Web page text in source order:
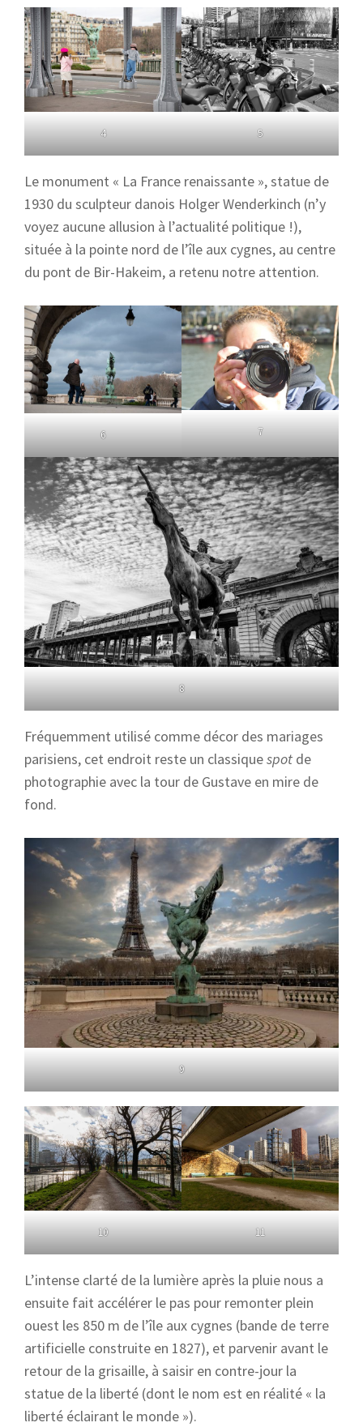
4 5
Le monument « La France renaissante », statue de
1930 du sculpteur danois Holger Wenderkinch (n’y
voyez aucune allusion à l’actualité politique !),
située à la pointe nord de l’île aux cygnes, au centre
du pont de Bir-Hakeim, a retenu notre attention.
6 7
8
Fréquemment utilisé comme décor des mariages
parisiens, cet endroit reste un classiquespot de
photographie avec la tour de Gustave en mire de
fond.
9
10 11
L’intense clarté de la lumière après la pluie nous a
ensuite fait accélérer le pas pour remonter plein
ouest les 850 m de l’île aux cygnes (bande de terre
artificielle construite en 1827), et parvenir avant le
retour de la grisaille, à saisir en contre-jour la
statue de la liberté (dont le nom est en réalité « la
liberté éclairant le monde »).